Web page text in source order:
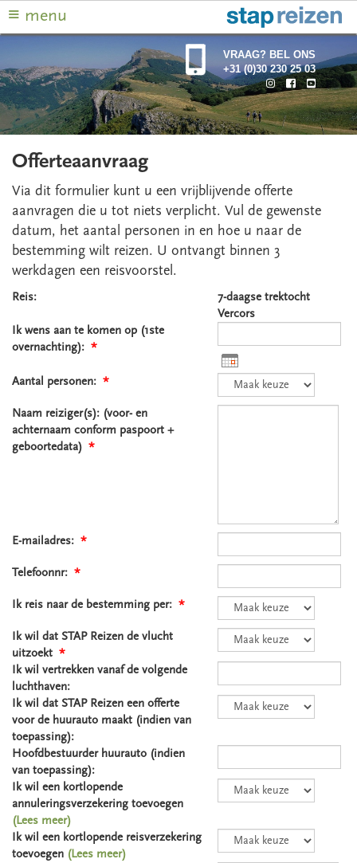
≡ menu
VRAAG? BEL ONS
+31 (0)30 230 25 03
Offerteaanvraag
Via dit formulier kunt u een vrijblijvende offerte
aanvragen die u tot niets verplicht. Vul de gewenste
datum, het aantal personen in en hoe u naar de
bestemming wilt reizen. U ontvangt binnen 3
werkdagen een reisvoorstel.
Reis:
7-daagse trektocht
Vercors
Ik wens aan te komen op (1ste
overnachting): *
Aantal personen: *
Naam reiziger(s): (voor- en
achternaam conform paspoort +
geboortedata) *
E-mailadres: *
Telefoonnr: *
Ik reis naar de bestemming per: *
Ik wil dat STAP Reizen de vlucht
uitzoekt *
Ik wil vertrekken vanaf de volgende
luchthaven:
Ik wil dat STAP Reizen een offerte
voor de huurauto maakt (indien van
toepassing):
Hoofdbestuurder huurauto (indien
van toepassing):
Ik wil een kortlopende
annuleringsverzekering toevoegen
(Lees meer)
Ik wil een kortlopende reisverzekering
toevoegen (Lees meer)